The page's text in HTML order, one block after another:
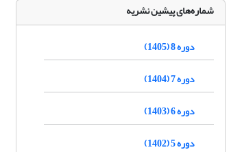
شماره‌های پیشین نشریه
دوره 8 (1405)
دوره 7 (1404)
دوره 6 (1403)
دوره 5 (1402)